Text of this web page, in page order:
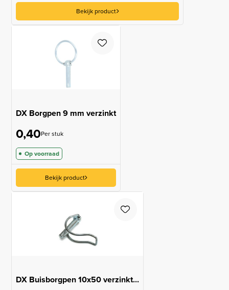
Bekijk product
DX Borgpen 9 mm verzinkt
0,40Per stuk
Op voorraad
Bekijk product
DX Buisborgpen 10x50 verzinkt...